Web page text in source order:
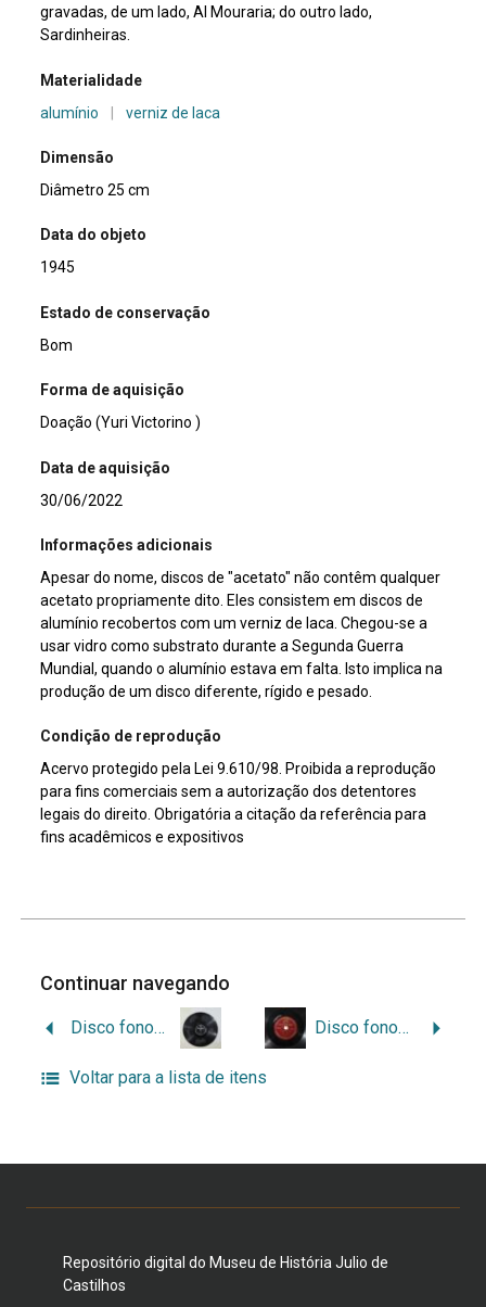
gravadas, de um lado, Al Mouraria; do outro lado,
Sardinheiras.
Materialidade
alumínio
verniz de laca
Dimensão
Diâmetro 25 cm
Data do objeto
1945
Estado de conservação
Bom
Forma de aquisição
Doação (Yuri Victorino )
Data de aquisição
30/06/2022
Informações adicionais
Apesar do nome, discos de "acetato" não contêm qualquer
acetato propriamente dito. Eles consistem em discos de
alumínio recobertos com um verniz de laca. Chegou-se a
usar vidro como substrato durante a Segunda Guerra
Mundial, quando o alumínio estava em falta. Isto implica na
produção de um disco diferente, rígido e pesado.
Condição de reprodução
Acervo protegido pela Lei 9.610/98. Proibida a reprodução
para fins comerciais sem a autorização dos detentores
legais do direito. Obrigatória a citação da referência para
fins acadêmicos e expositivos
Continuar navegando
Disco fonográfico Copacabana Disco fonográfico RCA Victor
Voltar para a lista de itens
Repositório digital do Museu de História Julio de
Castilhos